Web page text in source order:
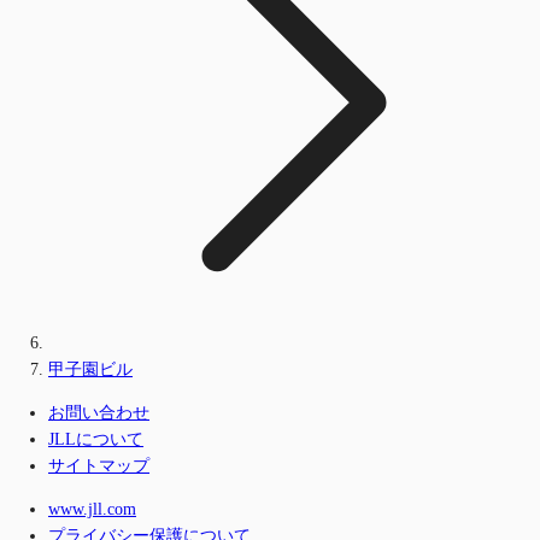
甲子園ビル
お問い合わせ
JLLについて
サイトマップ
www.jll.com
プライバシー保護について